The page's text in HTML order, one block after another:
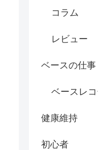
コラム
レビュー
ベースの仕事
ベースレ
健康維持
初心者